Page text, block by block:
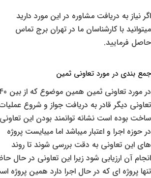
اگر نیاز به دریافت مشاوره در این مورد دارید
میتوانید با کارشناسان ما در تهران برج تماس
حاصل فرمایید.
جمع بندی در مورد تعاونی ثمین
در مورد تعاونی ثمین همین
تعاونی دیگر قادر به دریافت جواز و شروع
ساخت بوده است نشانه توانمند بودن این تعاونی
در حوزه اجرا و اعتبار میباشد اما میبایست پروژه
های این تعاونی به دقت بررسی شوند تا روند
انجام آن ارزیابی شود زیرا این تعاونی در حال
تنها پروژه ای که در حال اجرا دارد همین پروژه